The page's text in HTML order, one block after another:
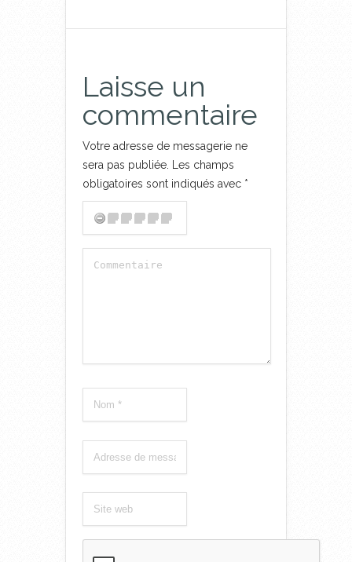
Laisse un
commentaire
Votre adresse de messagerie ne
sera pas publiée. Les champs
obligatoires sont indiqués avec *